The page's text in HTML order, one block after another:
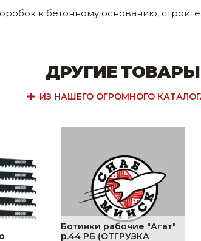
к бетонному основанию,
ДРУГИЕ ТОВАРЫ
ИЗ НАШЕГО ОГРОМНОГО
Ботинки рабочие "Агат"
р.44 РБ (ОТГРУЗКА